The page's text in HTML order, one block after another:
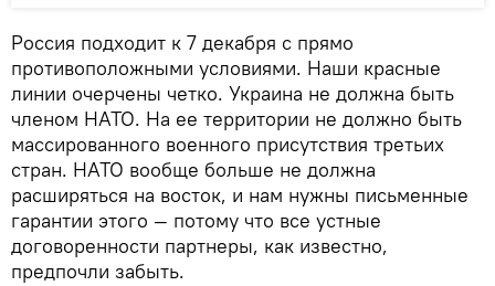
Россия подходит к 7 декабря с прямо
противоположными условиями. Наши красные
линии очерчены четко. Украина не должна быть
членом НАТО. На ее территории не должно быть
массированного военного присутствия третьих
стран. НАТО вообще больше не должна
расширяться на восток, и нам нужны письменные
гарантии этого — потому что все устные
договоренности партнеры, как известно,
предпочли забыть.